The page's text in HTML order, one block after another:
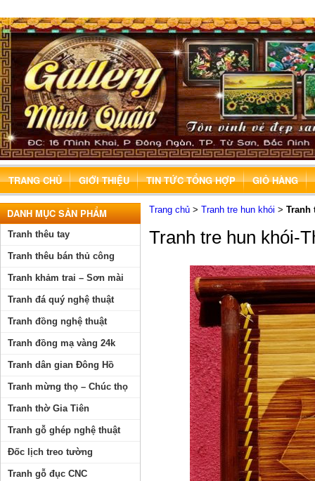
TRANG CHỦ GIỚI THIỆU TIN TỨC TỔNG HỢP GIỎ HÀNG
Trang chủ > Tranh tre hun khói > Tranh
Tranh tre hun khói-
DANH MỤC SẢN PHẨM
Tranh thêu tay
Tranh thêu bán thủ công
Tranh khảm trai – Sơn mài
Tranh đá quý nghệ thuật
Tranh đồng nghệ thuật
Tranh đồng mạ vàng 24k
Tranh dân gian Đông Hồ
Tranh mừng thọ – Chúc thọ
Tranh thờ Gia Tiên
Tranh gỗ ghép nghệ thuật
Đốc lịch treo tường
Tranh gỗ đục CNC